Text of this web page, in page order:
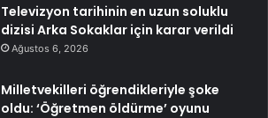
Televizyon tarihinin en uzun soluklu
dizisi Arka Sokaklar için karar verildi
Ağustos 6, 2026
Milletvekilleri öğrendikleriyle şoke
oldu: ‘Öğretmen öldürme’ oyunu